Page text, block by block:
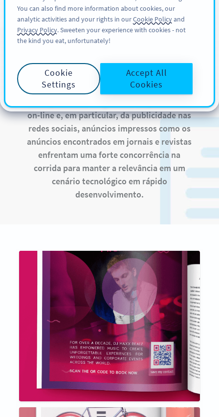
CADASTRE-SE
e Jornais
on-line e, em particular, da publicidade nas
redes sociais, anúncios impressos como os
anúncios encontrados em jornais e revistas
enfrentam uma forte concorrência na
corrida para manter a relevância em um
cenário tecnológico em rápido
desenvolvimento.
You can also find more information about cookies, our
analytic activities and your rights in ourCookie Policyand
Privacy Policy. Sweeten your experience with cookies - not
the kind you eat, unfortunately!
Cookie
Settings
Accept All
Cookies